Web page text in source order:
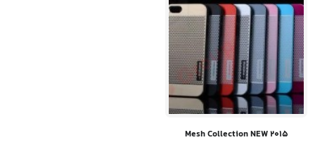
Mesh Collection NEW 2015